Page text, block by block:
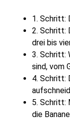
1. Schritt:
2. Schritt:
drei bis
3. Schritt:
sind, vom
4. Schritt:
5. Schritt:
die